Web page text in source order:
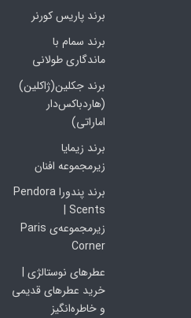
برند پاریس کورنر
برند سمام با
ماندگاری طولانی
برند جکلین(ژاکلین)
(هاردباکس‌دار
اماراتی)
برند زیمایا
زیرمجموعه افنان
برند پندورا Pendora
Scents |
زیرمجموعه‌ی Paris
Corner
عطرهای نوستالژی |
خرید عطرهای قدیمی
و خاطره‌انگیز